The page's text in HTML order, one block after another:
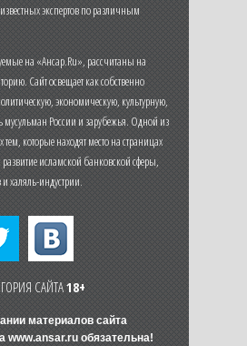
экспертов по различным
на «Ансар.Ru», рассчитаны на
Сайт освещает как собственно
экономическую, культурную,
России и зарубежья. Одной из
которые находят место на страницах
исламской банковской сферы,
халяль-индустрии.
САЙТА18+
материалов сайта
www.ansar.ruобязательна!